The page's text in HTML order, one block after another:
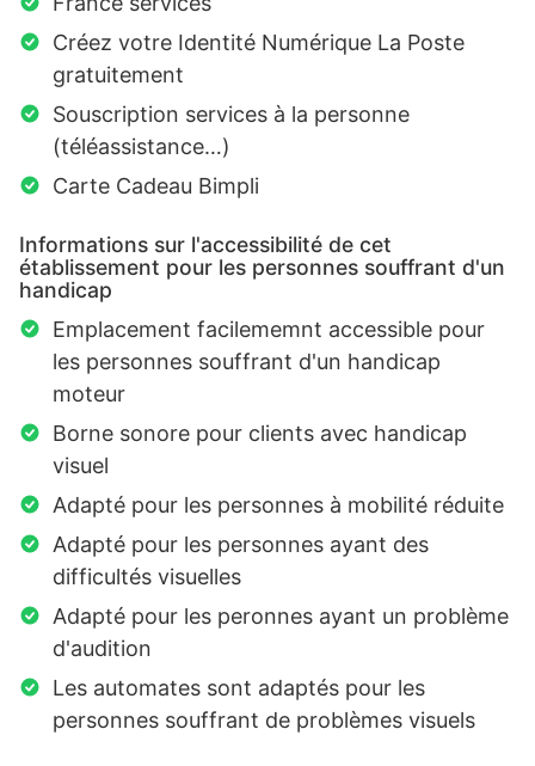
Créez votre Identité Numérique La Poste
gratuitement
Souscription services à la personne
(téléassistance…)
Carte Cadeau Bimpli
Informations sur l'accessibilité de cet
établissement pour les personnes souffrant d'un
handicap
Emplacement facilememnt accessible pour
les personnes souffrant d'un handicap
moteur
Borne sonore pour clients avec handicap
visuel
Adapté pour les personnes à mobilité réduite
Adapté pour les personnes ayant des
difficultés visuelles
Adapté pour les peronnes ayant un problème
d'audition
Les automates sont adaptés pour les
personnes souffrant de problèmes visuels